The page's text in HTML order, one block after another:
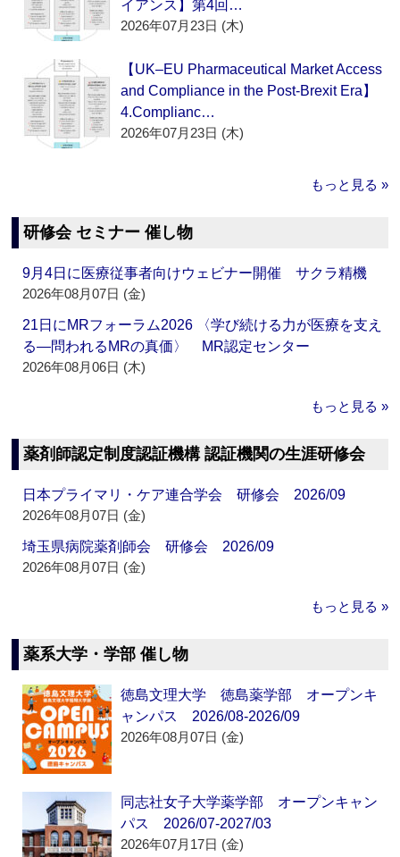
イアンス】第4回…
2026年07月23日 (木)
【UK–EU Pharmaceutical Market Access
and Compliance in the Post-Brexit Era】
4.Complianc…
2026年07月23日 (木)
もっと見る »
研修会 セミナー 催し物
9月4日に医療従事者向けウェビナー開催 サクラ精機
2026年08月07日 (金)
21日にMRフォーラム2026 〈学び続ける力が医療を支え
る―問われるMRの真価〉 MR認定センター
2026年08月06日 (木)
もっと見る »
薬剤師認定制度認証機構 認証機関の生涯研修会
日本プライマリ・ケア連合学会 研修会 2026/09
2026年08月07日 (金)
埼玉県病院薬剤師会 研修会 2026/09
2026年08月07日 (金)
もっと見る »
薬系大学・学部 催し物
徳島文理大学 徳島薬学部 オープンキ
ャンパス 2026/08-2026/09
2026年08月07日 (金)
同志社女子大学薬学部 オープンキャン
パス 2026/07-2027/03
2026年07月17日 (金)